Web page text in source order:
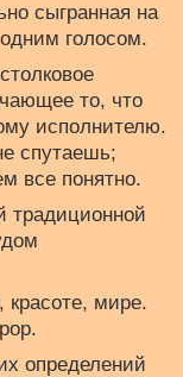
сыгранная на
голосом.
то, что
исполнителю.
спутаешь;
все понятно.
традиционной
мире.
определений